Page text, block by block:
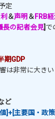
定
＆声明 ＆ FRB
長の記者会見] で
期GDP
は非常に大きい
ど
]+[主要国・政